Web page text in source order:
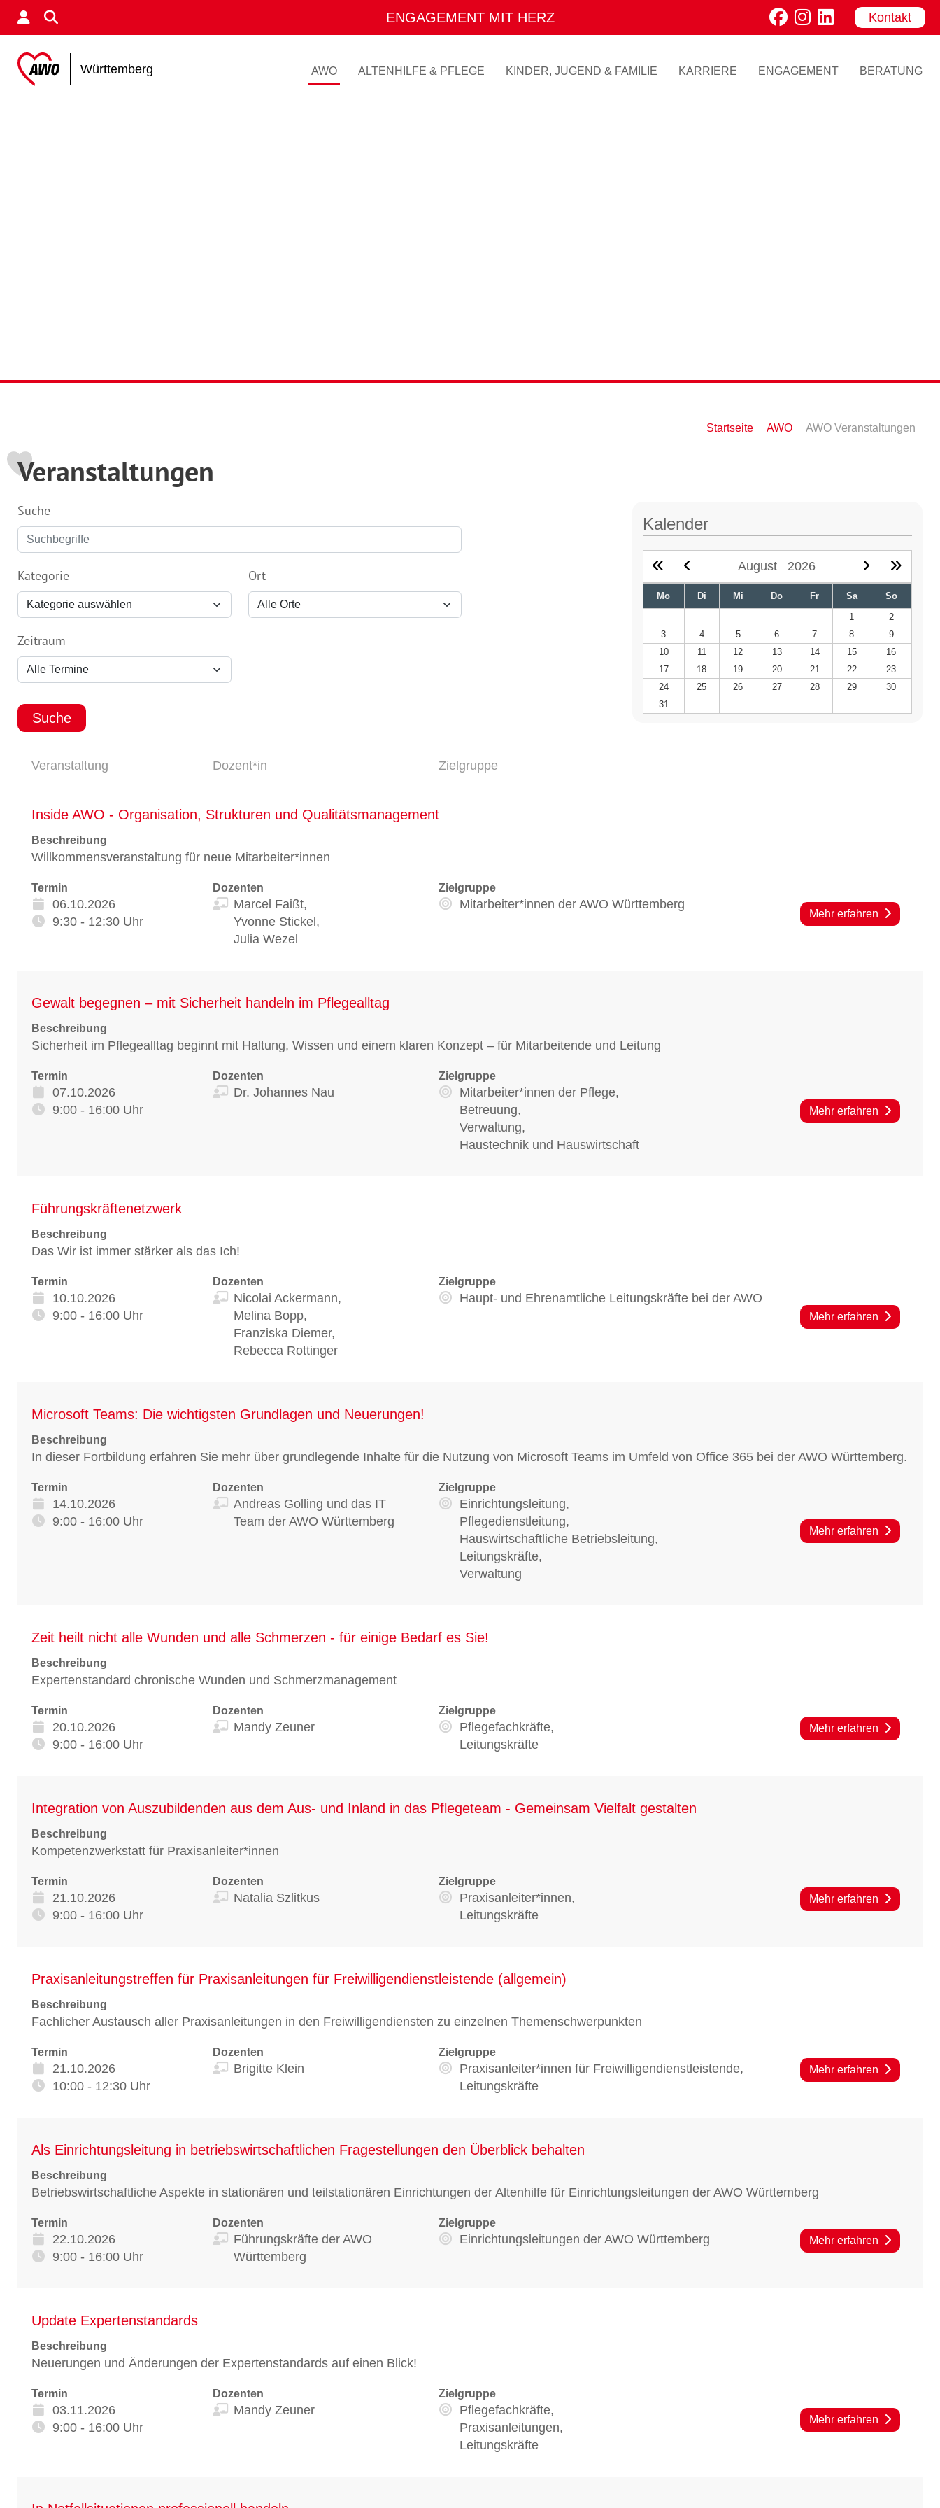
ENGAGEMENT MIT HERZ Kontakt
Württemberg AWO ALTENHILFE & PFLEGE KINDER, JUGEND & FAMILIE KARRIERE ENGAGEMENT BERATUNG
Startseite AWO AWO Veranstaltungen
Veranstaltungen
Suche
Kategorie Ort
Zeitraum
Kalender
August 2026
Mo Di Mi Do Fr Sa
So
1
2
3
4 5 6 7 8
9
10
11 12 13 14 15
16
17
18 19 20 21 22
23
24
25 26 27 28 29
30
31
Veranstaltung Dozent*in Zielgruppe
Inside AWO - Organisation, Strukturen und Qualitätsmanagement
Beschreibung
Willkommensveranstaltung für neue Mitarbeiter*innen
Termin
06.10.2026
9:30 - 12:30 Uhr
Dozenten
Marcel Faißt,
Yvonne Stickel,
Julia Wezel
Zielgruppe
Mitarbeiter*innen der AWO Württemberg
Mehr erfahren
Gewalt begegnen – mit Sicherheit handeln im Pflegealltag
Beschreibung
Sicherheit im Pflegealltag beginnt mit Haltung, Wissen und einem klaren Konzept – für Mitarbeitende und Leitung
Termin
07.10.2026
9:00 - 16:00 Uhr
Dozenten
Dr. Johannes Nau
Zielgruppe
Mitarbeiter*innen der Pflege,
Betreuung,
Verwaltung,
Haustechnik und Hauswirtschaft
Mehr erfahren
Führungskräftenetzwerk
Beschreibung
Das Wir ist immer stärker als das Ich!
Termin
10.10.2026
9:00 - 16:00 Uhr
Dozenten
Nicolai Ackermann,
Melina Bopp,
Franziska Diemer,
Rebecca Rottinger
Zielgruppe
Haupt- und Ehrenamtliche Leitungskräfte bei der AWO
Mehr erfahren
Microsoft Teams: Die wichtigsten Grundlagen und Neuerungen!
Beschreibung
In dieser Fortbildung erfahren Sie mehr über grundlegende Inhalte für die Nutzung von Microsoft Teams im Umfeld von Office 365 bei der AWO Württemberg.
Termin
14.10.2026
9:00 - 16:00 Uhr
Dozenten
Andreas Golling und das IT
Team der AWO Württemberg
Zielgruppe
Einrichtungsleitung,
Pflegedienstleitung,
Hauswirtschaftliche Betriebsleitung,
Leitungskräfte,
Verwaltung
Mehr erfahren
Zeit heilt nicht alle Wunden und alle Schmerzen - für einige Bedarf es Sie!
Beschreibung
Expertenstandard chronische Wunden und Schmerzmanagement
Termin
20.10.2026
9:00 - 16:00 Uhr
Dozenten
Mandy Zeuner
Zielgruppe
Pflegefachkräfte,
Leitungskräfte
Mehr erfahren
Integration von Auszubildenden aus dem Aus- und Inland in das Pflegeteam - Gemeinsam Vielfalt gestalten
Beschreibung
Kompetenzwerkstatt für Praxisanleiter*innen
Termin
21.10.2026
9:00 - 16:00 Uhr
Dozenten
Natalia Szlitkus
Zielgruppe
Praxisanleiter*innen,
Leitungskräfte
Mehr erfahren
Praxisanleitungstreffen für Praxisanleitungen für Freiwilligendienstleistende (allgemein)
Beschreibung
Fachlicher Austausch aller Praxisanleitungen in den Freiwilligendiensten zu einzelnen Themenschwerpunkten
Termin
21.10.2026
10:00 - 12:30 Uhr
Dozenten
Brigitte Klein
Zielgruppe
Praxisanleiter*innen für Freiwilligendienstleistende,
Leitungskräfte
Mehr erfahren
Als Einrichtungsleitung in betriebswirtschaftlichen Fragestellungen den Überblick behalten
Beschreibung
Betriebswirtschaftliche Aspekte in stationären und teilstationären Einrichtungen der Altenhilfe für Einrichtungsleitungen der AWO Württemberg
Termin
22.10.2026
9:00 - 16:00 Uhr
Dozenten
Führungskräfte der AWO
Württemberg
Zielgruppe
Einrichtungsleitungen der AWO Württemberg Mehr erfahren
Update Expertenstandards
Beschreibung
Neuerungen und Änderungen der Expertenstandards auf einen Blick!
Termin
03.11.2026
9:00 - 16:00 Uhr
Dozenten
Mandy Zeuner
Zielgruppe
Pflegefachkräfte,
Praxisanleitungen,
Leitungskräfte
Mehr erfahren